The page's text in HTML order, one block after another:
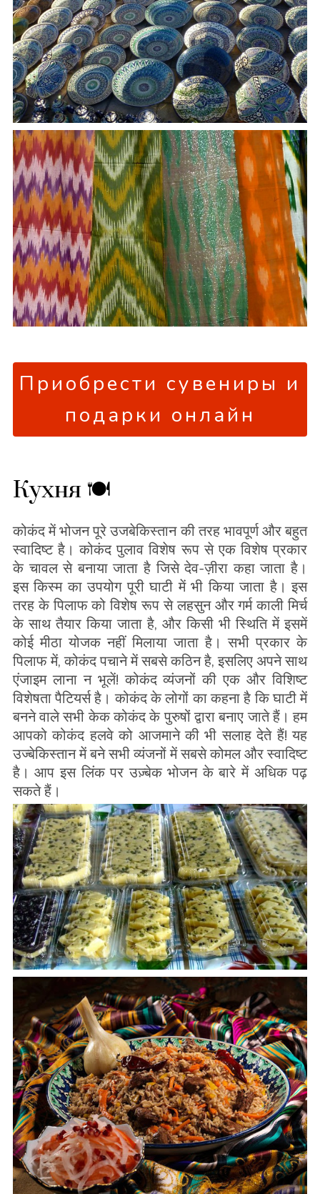
Приобрести сувениры и
подарки онлайн
Кухня 🍽
कोकंद में भोजन पूरे उजबेकिस्तान की तरह भावपूर्ण और बहुत
स्वादिष्ट है। कोकंद पुलाव विशेष रूप से एक विशेष प्रकार
के चावल से बनाया जाता है जिसे देव-ज़ीरा कहा जाता है।
इस किस्म का उपयोग पूरी घाटी में भी किया जाता है। इस
तरह के पिलाफ को विशेष रूप से लहसुन और गर्म काली मिर्च
के साथ तैयार किया जाता है, और किसी भी स्थिति में इसमें
कोई मीठा योजक नहीं मिलाया जाता है। सभी प्रकार के
पिलाफ में, कोकंद पचाने में सबसे कठिन है, इसलिए अपने साथ
एंजाइम लाना न भूलें! कोकंद व्यंजनों की एक और विशिष्ट
विशेषता पैटियर्स है। कोकंद के लोगों का कहना है कि घाटी में
बनने वाले सभी केक कोकंद के पुरुषों द्वारा बनाए जाते हैं। हम
आपको कोकंद हलवे को आजमाने की भी सलाह देते हैं! यह
उज्बेकिस्तान में बने सभी व्यंजनों में सबसे कोमल और स्वादिष्ट
है। आप इस लिंक पर उज़्बेक भोजन के बारे में अधिक पढ़
सकते हैं।